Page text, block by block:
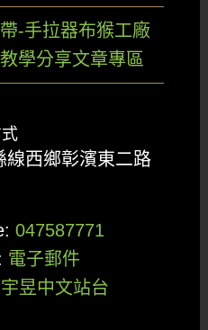
-手拉器布猴工廠
學分享文章專區
線西鄉彰濱東二路
047587771
電子郵件
宇昱中文站台